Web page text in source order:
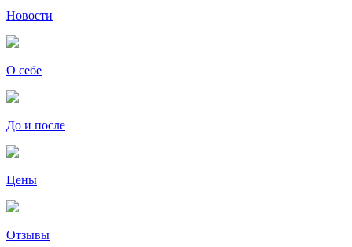
Новости
О себе
До и после
Цены
Отзывы